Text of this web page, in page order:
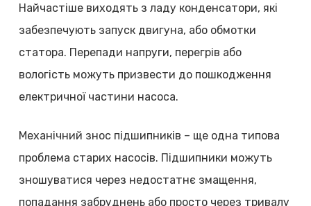
Найчастіше виходять з ладу конденсатори, які
забезпечують запуск двигуна, або обмотки
статора. Перепади напруги, перегрів або
вологість можуть призвести до пошкодження
електричної частини насоса.
Механічний знос підшипників – ще одна типова
проблема старих насосів. Підшипники можуть
зношуватися через недостатнє змащення,
попадання забруднень або просто через тривалу